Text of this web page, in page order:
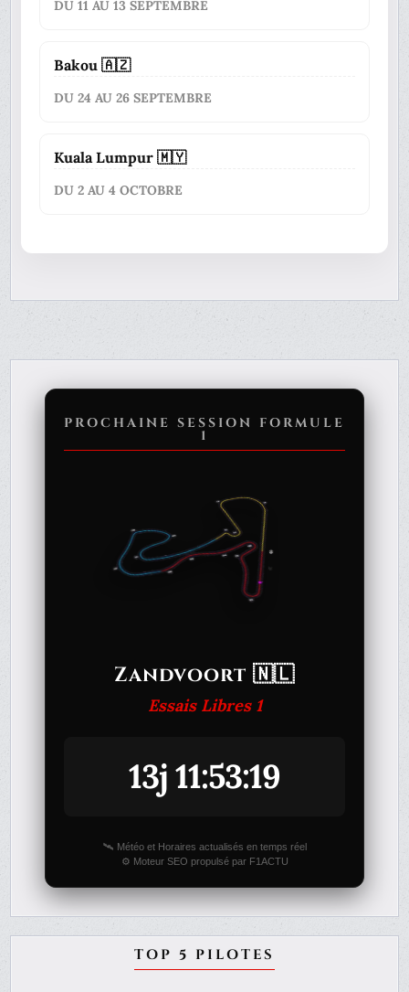
DU 11 AU 13 SEPTEMBRE
Bakou 🇦🇿
DU 24 AU 26 SEPTEMBRE
Kuala Lumpur 🇲🇾
DU 2 AU 4 OCTOBRE
PROCHAINE SESSION FORMULE
1
Zandvoort 🇳🇱
Essais Libres 1
13j 11:53:19
🛰️ Météo et Horaires actualisés en temps réel
⚙️ Moteur SEO propulsé par F1ACTU
TOP 5 PILOTES